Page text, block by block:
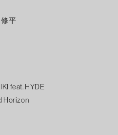
平
feat. HYDE
Horizon